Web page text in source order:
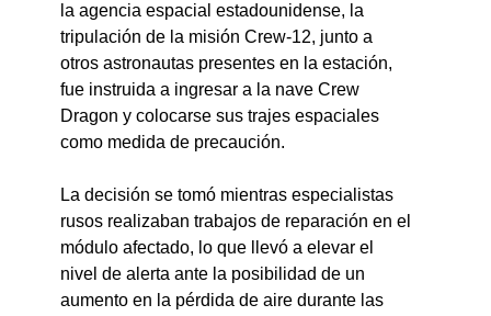
la agencia espacial estadounidense, la
tripulación de la misión Crew-12, junto a
otros astronautas presentes en la estación,
fue instruida a ingresar a la nave Crew
Dragon y colocarse sus trajes espaciales
como medida de precaución.
La decisión se tomó mientras especialistas
rusos realizaban trabajos de reparación en el
módulo afectado, lo que llevó a elevar el
nivel de alerta ante la posibilidad de un
aumento en la pérdida de aire durante las